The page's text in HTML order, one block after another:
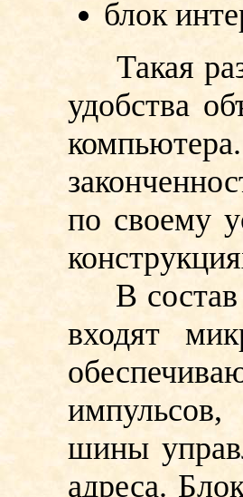
блок
Такая
удобства
по своему
В состав
входят
шины
адреса.